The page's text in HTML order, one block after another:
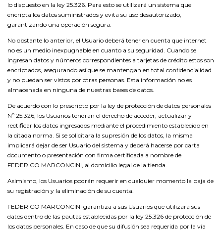
lo dispuesto en la ley 25.326. Para esto se utilizará un sistema que
encripta los datos suministrados y evita su uso desautorizado,
garantizando una operación segura.
No obstante lo anterior, el Usuario deberá tener en cuenta que internet
no es un medio inexpugnable en cuanto a su seguridad. Cuando se
ingresan datos y números correspondientes a tarjetas de crédito estos son
encriptados, asegurando así que se mantengan en total confidencialidad
y no puedan ser vistos por otras personas. Esta información no es
almacenada en ninguna de nuestras bases de datos.
De acuerdo con lo prescripto por la ley de protección de datos personales
Nº 25.326, los Usuarios tendrán el derecho de acceder, actualizar y
rectificar los datos ingresados mediante el procedimiento establecido en
la citada norma. Si se solicitara la supresión de los datos, la misma
implicará dejar de ser Usuario del sistema y deberá hacerse por carta
documento o presentación con firma certificada a nombre de
FEDERICO MARCONCINI, al domicilio legal de la tienda.
Asimismo, los Usuarios podrán requerir en cualquier momento la baja de
su registración y la eliminación de su cuenta.
FEDERICO MARCONCINI garantiza a sus Usuarios que utilizará sus
datos dentro de las pautas establecidas por la ley 25.326 de protección de
los datos personales. En caso de que su difusión sea requerida por la vía